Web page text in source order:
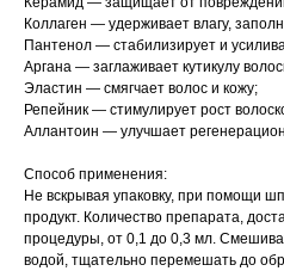
Коллаген — удерживает влагу,
Пантенол — стабилизирует и
Аргана — заглаживает кутикулу
Эластин — смягчает волос и кожу;
Репейник — стимулирует рост
Аллантоин — улучшает
Способ применения:
Не вскрывая упаковку, при помощи
продукт. Количество препарата,
процедуры, от 0,1 до 0,3 мл.
водой, тщательно перемешать до